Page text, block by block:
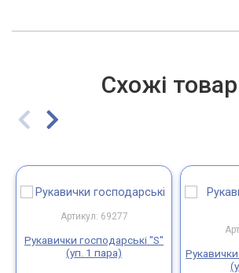
Схожі
Артикул: 69277
Рукавички господарські "S"
(уп. 1 пара)